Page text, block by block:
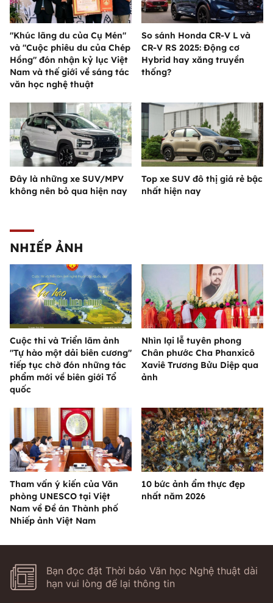
"Khúc lãng du của Cụ Mén"
và "Cuộc phiêu du của Chép
Hồng" đón nhận kỷ lục Việt
Nam và thế giới về sáng tác
văn học nghệ thuật
So sánh Honda CR-V L và
CR-V RS 2025: Động cơ
Hybrid hay xăng truyền
thống?
Đây là những xe SUV/MPV
không nên bỏ qua hiện nay
Top xe SUV đô thị giá rẻ bậc
nhất hiện nay
NHIẾP ẢNH
Cuộc thi và Triển lãm ảnh
"Tự hào một dải biên cương"
tiếp tục chờ đón những tác
phẩm mới về biên giới Tổ
quốc
Nhìn lại lễ tuyên phong
Chân phước Cha Phanxicô
Xaviê Trương Bửu Diệp qua
ảnh
Tham vấn ý kiến của Văn
phòng UNESCO tại Việt
Nam về Đề án Thành phố
Nhiếp ảnh Việt Nam
10 bức ảnh ẩm thực đẹp
nhất năm 2026
Bạn đọc đặt Thời báo Văn học Nghệ thuật dài
hạn vui lòng để lại thông tin